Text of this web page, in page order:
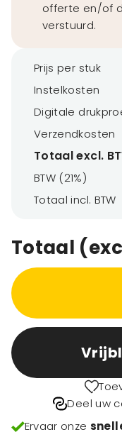
offerte en/of
verstuurd.
Prijs per stuk
Instelkosten
Digitale
Verzendkosten
Totaal excl.
BTW (21%)
Totaal incl. BTW
Totaal
Deel uw
Ervaar onze